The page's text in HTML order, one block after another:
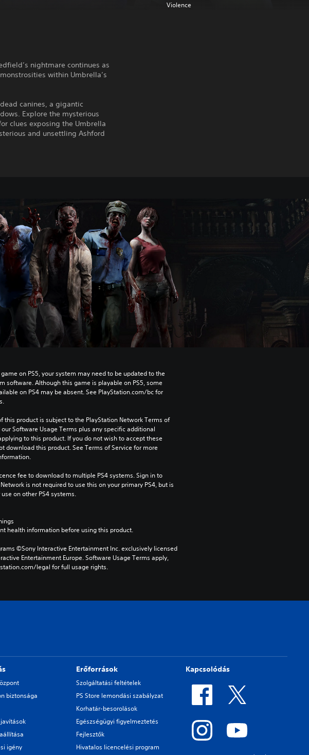
Violence
nightmare continues as
within Umbrella’s
canines, a gigantic
Explore the mysterious
clues exposing the Umbrella
and unsettling Ashford
on PS5, your system may need to be updated to the
software. Although this game is playable on PS5, some
on PS4 may be absent. See PlayStation.com/bc for
this product is subject to the PlayStation Network Terms of
our Software Usage Terms plus any specific additional
to this product. If you do not wish to accept these
download this product. See Terms of Service for more
fee to download to multiple PS4 systems. Sign in to
is not required to use this on your primary PS4, but is
on other PS4 systems.
health information before using this product.
©Sony Interactive Entertainment Inc. exclusively licensed
Entertainment Europe. Software Usage Terms apply,
legal for full usage rights.
biztonsága
igény
Erőforrások
Szolgáltatási feltételek
PS Store lemondási szabályzat
Korhatár-besorolások
Egészségügyi figyelmeztetés
Fejlesztők
Hivatalos licencelési program
Kapcsolódás